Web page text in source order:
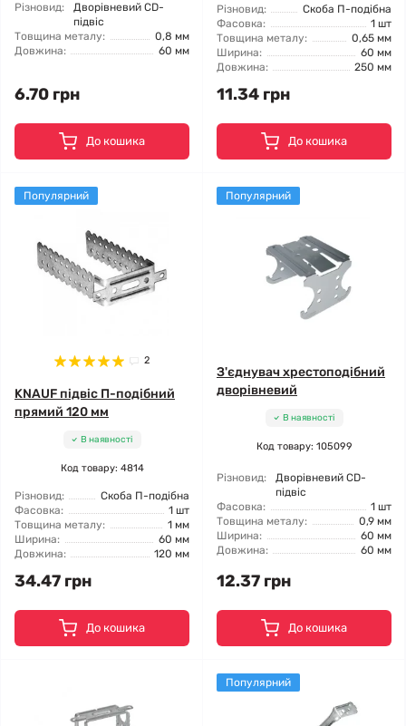
Різновид:
Дворівневий CD-
підвіс
Товщина металу:
0,8 мм
Довжина:
60 мм
6.70 грн
До кошика
Різновид:
Скоба П-подібна
Фасовка:
1 шт
Товщина металу:
0,65 мм
Ширина:
60 мм
Довжина:
250 мм
11.34 грн
До кошика
Популярний
2
KNAUF підвіс П-подібний
прямий 120 мм
В наявності
Код товару: 4814
Різновид:
Скоба П-подібна
Фасовка:
1 шт
Товщина металу:
1 мм
Ширина:
60 мм
Довжина:
120 мм
34.47 грн
До кошика
Популярний
З'єднувач хрестоподібний
дворівневий
В наявності
Код товару: 105099
Різновид:
Дворівневий CD-
підвіс
Фасовка:
1 шт
Товщина металу:
0,9 мм
Ширина:
60 мм
Довжина:
60 мм
12.37 грн
До кошика
Популярний